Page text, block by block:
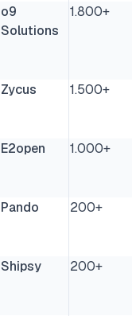
o9
Solutions
1.800+
Zycus
1.500+
E2open
1.000+
Pando
200+
Shipsy
200+